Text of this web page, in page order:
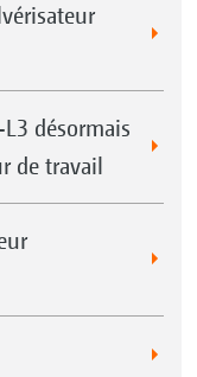
désormais
de travail